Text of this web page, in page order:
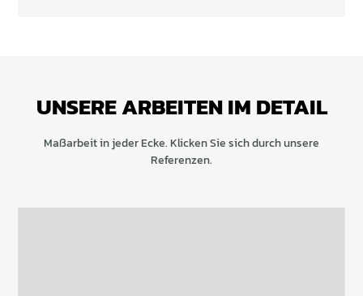
UNSERE ARBEITEN IM DETAIL
Maßarbeit in jeder Ecke. Klicken Sie sich durch unsere
Referenzen.